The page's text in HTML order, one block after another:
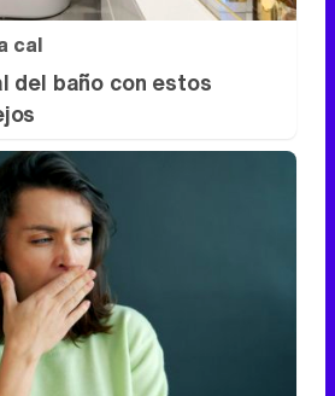
cal
del baño con estos